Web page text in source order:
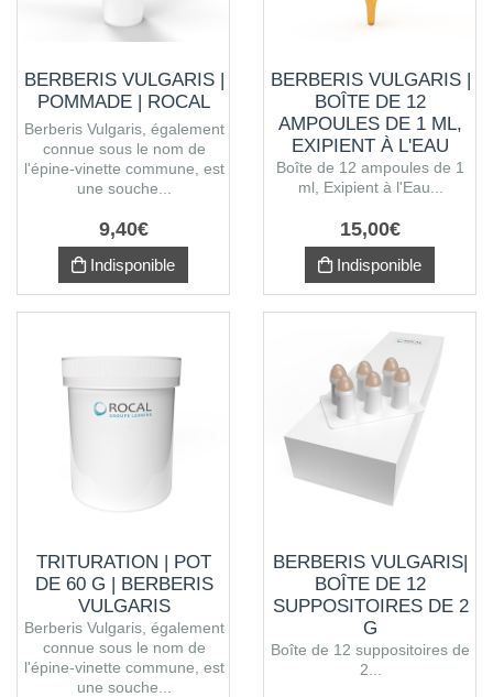
BERBERIS VULGARIS |
POMMADE | ROCAL
Berberis Vulgaris, également
connue sous le nom de
l'épine-vinette commune, est
une souche...
9,40€
Indisponible
BERBERIS VULGARIS |
BOÎTE DE 12
AMPOULES DE 1 ML,
EXIPIENT À L'EAU
PURIFIÉE
Boîte de 12 ampoules de 1
ml, Exipient à l'Eau...
15,00€
Indisponible
TRITURATION | POT
DE 60 G | BERBERIS
VULGARIS
Berberis Vulgaris, également
connue sous le nom de
l'épine-vinette commune, est
une souche...
BERBERIS VULGARIS|
BOÎTE DE 12
SUPPOSITOIRES DE 2
G
Boîte de 12 suppositoires de
2...